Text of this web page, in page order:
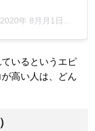
2020年 8月月1日午後10時24分PDT
いるというエピ
高い人は、どん